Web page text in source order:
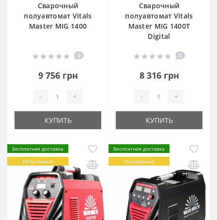
Сварочный
полуавтомат Vitals
Master MIG 1400
0
9 756 грн
- +
КУПИТЬ
Сварочный
полуавтомат Vitals
Master MIG 1400T
Digital
0
8 316 грн
- +
КУПИТЬ
Бесплатная доставка
Популярный
Бесплатная доставка
Популярный